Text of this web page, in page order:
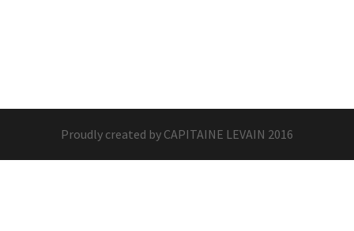
Proudly created by CAPITAINE LEVAIN 2016